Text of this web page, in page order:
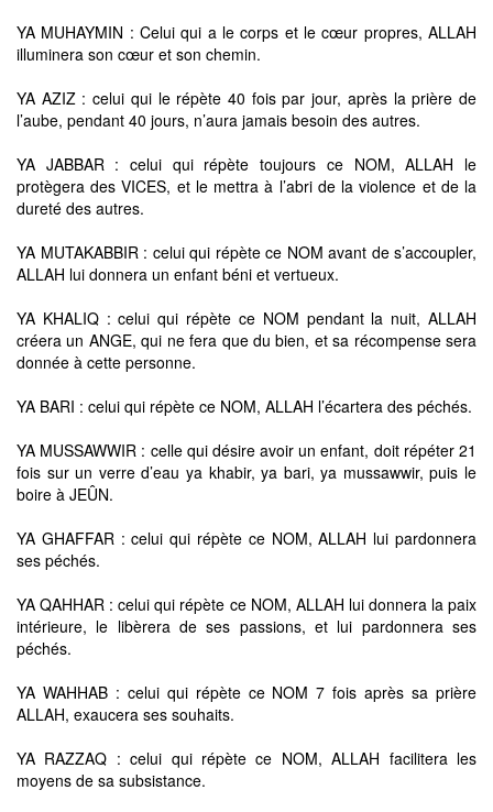
YA MUHAYMIN : Celui qui a le corps et le cœur propres, ALLAH
illuminera son cœur et son chemin.
YA AZIZ : celui qui le répète 40 fois par jour, après la prière de
l’aube, pendant 40 jours, n’aura jamais besoin des autres.
YA JABBAR : celui qui répète toujours ce NOM, ALLAH le
protègera des VICES, et le mettra à l’abri de la violence et de la
dureté des autres.
YA MUTAKABBIR : celui qui répète ce NOM avant de s’accoupler,
ALLAH lui donnera un enfant béni et vertueux.
YA KHALIQ : celui qui répète ce NOM pendant la nuit, ALLAH
créera un ANGE, qui ne fera que du bien, et sa récompense sera
donnée à cette personne.
YA BARI : celui qui répète ce NOM, ALLAH l’écartera des péchés.
YA MUSSAWWIR : celle qui désire avoir un enfant, doit répéter 21
fois sur un verre d’eau ya khabir, ya bari, ya mussawwir, puis le
boire à JEÛN.
YA GHAFFAR : celui qui répète ce NOM, ALLAH lui pardonnera
ses péchés.
YA QAHHAR : celui qui répète ce NOM, ALLAH lui donnera la paix
intérieure, le libèrera de ses passions, et lui pardonnera ses
péchés.
YA WAHHAB : celui qui répète ce NOM 7 fois après sa prière
ALLAH, exaucera ses souhaits.
YA RAZZAQ : celui qui répète ce NOM, ALLAH facilitera les
moyens de sa subsistance.